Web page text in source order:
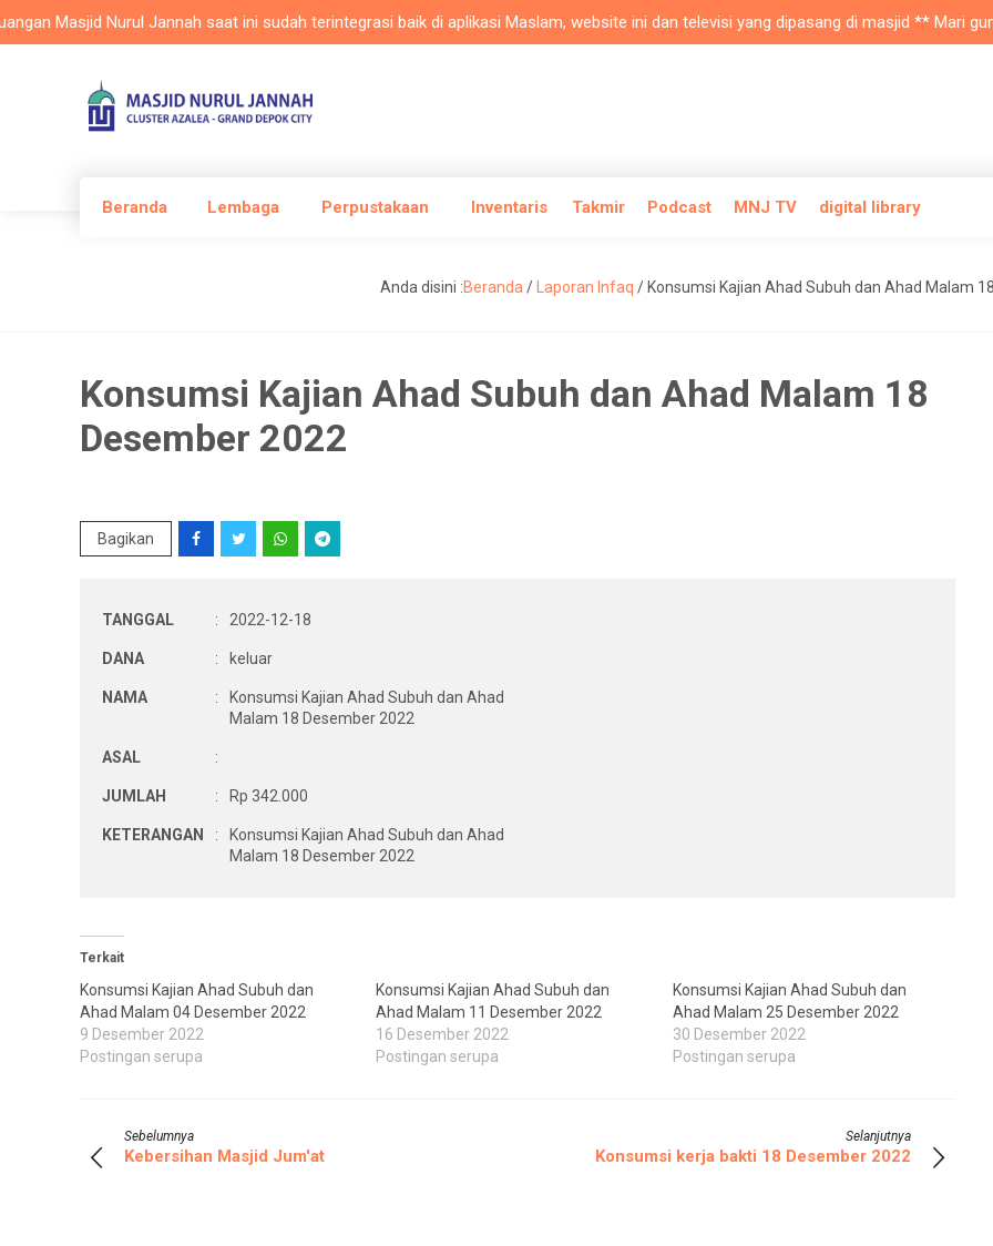
Masjid Nurul Jannah saat ini sudah terintegrasi baik di aplikasi Maslam, website ini dan televisi yang dipasang di masjid ** Mari
Beranda Lembaga Perpustakaan Inventaris Takmir Podcast MNJ TV digital library
Anda disini :Beranda / Laporan Infaq / Konsumsi Kajian Ahad Subuh dan Ahad Malam
Konsumsi Kajian Ahad Subuh dan Ahad Malam 18
Desember 2022
Bagikan
TANGGAL : 2022-12-18
DANA : keluar
NAMA :
Konsumsi Kajian Ahad Subuh dan Ahad
Malam 18 Desember 2022
ASAL :
JUMLAH : Rp 342.000
KETERANGAN :
Konsumsi Kajian Ahad Subuh dan Ahad
Malam 18 Desember 2022
Terkait
Konsumsi Kajian Ahad Subuh dan
Ahad Malam 04 Desember 2022
9 Desember 2022
Postingan serupa
Konsumsi Kajian Ahad Subuh dan
Ahad Malam 11 Desember 2022
16 Desember 2022
Postingan serupa
Konsumsi Kajian Ahad Subuh dan
Ahad Malam 25 Desember 2022
30 Desember 2022
Postingan serupa
Sebelumnya
Kebersihan Masjid Jum'at
Selanjutnya
Konsumsi kerja bakti 18 Desember 2022